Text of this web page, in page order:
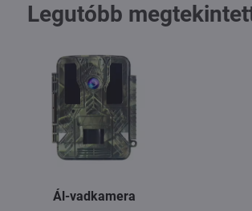
Legutóbb
Ál-vadkamera